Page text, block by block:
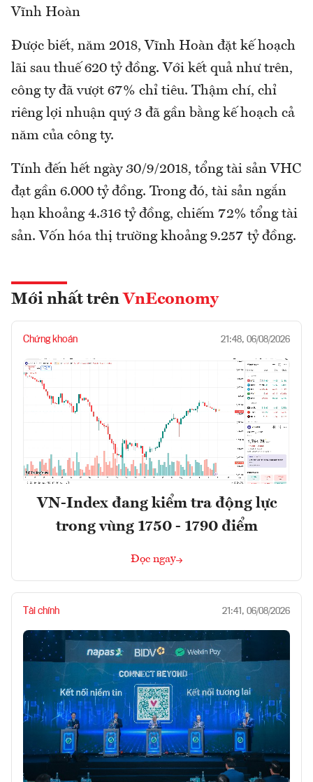
Vĩnh Hoàn
Được biết, năm 2018, Vĩnh Hoàn đặt kế hoạch
lãi sau thuế 620 tỷ đồng. Với kết quả như trên,
công ty đã vượt 67% chỉ tiêu. Thậm chí, chỉ
riêng lợi nhuận quý 3 đã gần bằng kế hoạch cả
năm của công ty.
Tính đến hết ngày 30/9/2018, tổng tài sản VHC
đạt gần 6.000 tỷ đồng. Trong đó, tài sản ngắn
hạn khoảng 4.316 tỷ đồng, chiếm 72% tổng tài
sản. Vốn hóa thị trường khoảng 9.257 tỷ đồng.
Mới nhất trên VnEconomy
Chứng khoán 21:48, 06/08/2026
VN-Index đang kiểm tra động lực
trong vùng 1750 - 1790 điểm
Đọc ngay
Tài chính 21:41, 06/08/2026